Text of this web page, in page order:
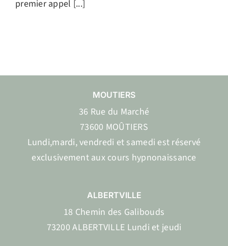
premier appel [...]
MOUTIERS
36 Rue du Marché
73600 MOÛTIERS
Lundi,mardi, vendredi et samedi est réservé
exclusivement aux cours hypnonaissance
ALBERTVILLE
18 Chemin des Galibouds
73200 ALBERTVILLE Lundi et jeudi